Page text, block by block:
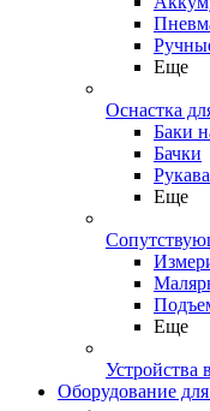
Еще
Оснастка
Баки
Бачки
Еще
Еще
Устройства
Оборудование